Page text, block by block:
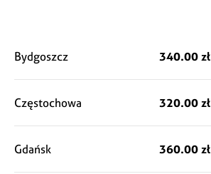
Bydgoszcz 340.00 zł
Częstochowa 320.00 zł
Gdańsk 360.00 zł